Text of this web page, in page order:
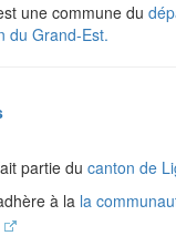
une commune du
du Grand-Est.
partie du canton de
à la la